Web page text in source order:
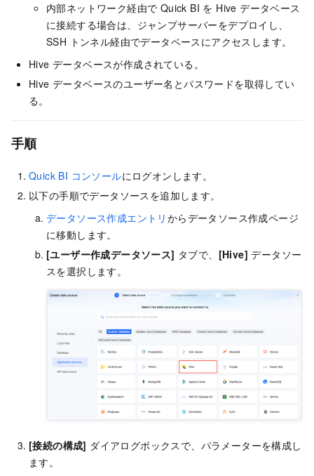
内部ネットワーク経由で Quick BI を Hive データベース
に接続する場合は、ジャンプサーバーをデプロイし、
SSH トンネル経由でデータベースにアクセスします。
Hive データベースが作成されている。
Hive データベースのユーザー名とパスワードを取得してい
る。
手順
Quick BI コンソールにログオンします。
以下の手順でデータソースを追加します。
データソース作成エントリ からデータソース作成ページ
に移動します。
[ユーザー作成データソース] タブで、 [Hive] データソー
スを選択します。
[接続の構成] ダイアログボックスで、パラメーターを構成し
ます。